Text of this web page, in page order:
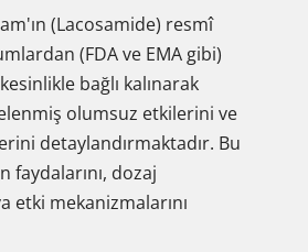
(Lacosamide) resmî
(FDA ve EMA gibi)
bağlı kalınarak
olumsuz etkilerini ve
detaylandırmaktadır. Bu
faydalarını, dozaj
etki mekanizmalarını